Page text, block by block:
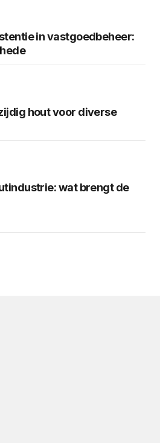
in vastgoedbeheer:
hout voor diverse
wat brengt de